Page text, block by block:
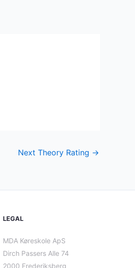
Next Theory Rating →
LEGAL
MDA Køreskole ApS
Dirch Passers Alle 74
2000 Frederiksberg